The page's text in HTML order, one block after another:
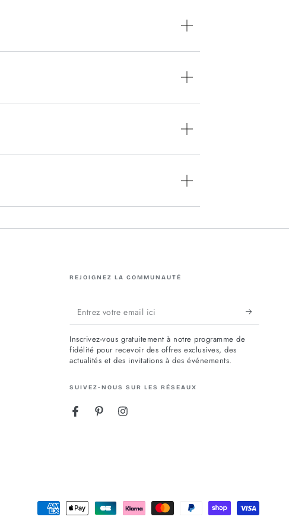
REJOIGNEZ LA COMMUNAUTÉ
Entrez
votre
email
ici
Inscrivez-vous gratuitement à notre programme de
fidélité pour recevoir des offres exclusives, des
actualités et des invitations à des événements.
SUIVEZ-NOUS SUR LES RÉSEAUX
FacebookPinterestInstagram